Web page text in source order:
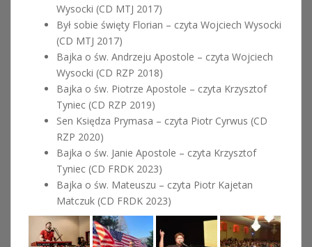
Wysocki (CD MTJ 2017)
Był sobie święty Florian – czyta Wojciech Wysocki
(CD MTJ 2017)
Bajka o św. Andrzeju Apostole – czyta Wojciech
Wysocki (CD RZP 2018)
Bajka o św. Piotrze Apostole – czyta Krzysztof
Tyniec (CD RZP 2019)
Sen Księdza Prymasa – czyta Piotr Cyrwus (CD
RZP 2020)
Bajka o św. Janie Apostole – czyta Krzysztof
Tyniec (CD FRDK 2023)
Bajka o św. Mateuszu – czyta Piotr Kajetan
Matczuk (CD FRDK 2023)